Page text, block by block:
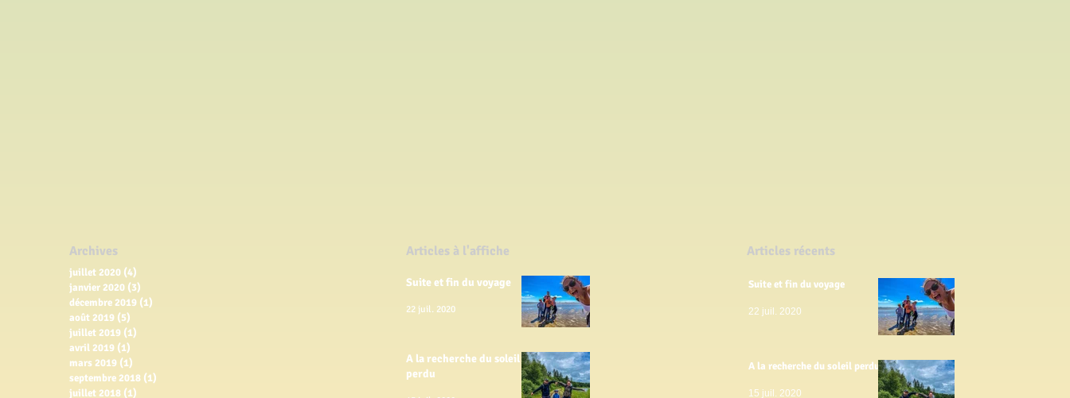
Archives
juillet 2020 (4)
janvier 2020 (3)
décembre 2019 (1)
août 2019 (5)
juillet 2019 (1)
avril 2019 (1)
mars 2019 (1)
septembre 2018 (1)
juillet 2018 (1)
Articles à l'affiche
Suite et fin du voyage
22 juil. 2020
A la recherche du soleil
perdu
Articles récents
Suite et fin du voyage
22 juil. 2020
A la recherche du soleil perdu
15 juil. 2020